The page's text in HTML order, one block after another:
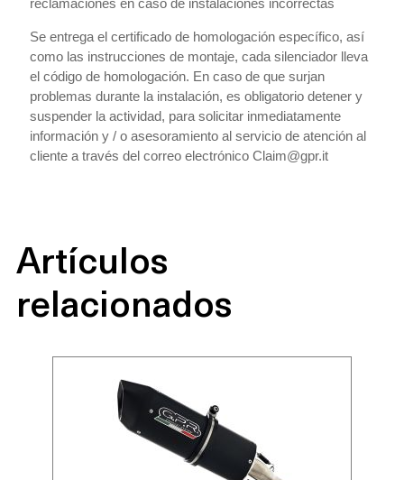
reclamaciones en caso de instalaciones incorrectas
Se entrega el certificado de homologación específico, así
como las instrucciones de montaje, cada silenciador lleva
el código de homologación. En caso de que surjan
problemas durante la instalación, es obligatorio detener y
suspender la actividad, para solicitar inmediatamente
información y / o asesoramiento al servicio de atención al
cliente a través del correo electrónico Claim@gpr.it
Artículos
relacionados